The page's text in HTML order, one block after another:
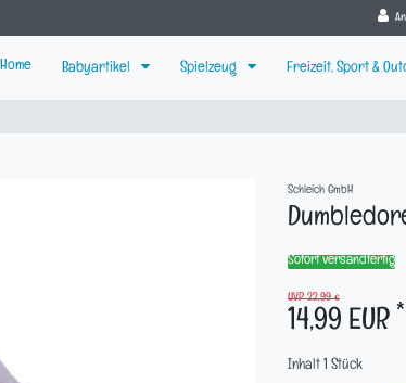
Home Babyartikel Spielzeug Freizeit, Sport &
Schleich GmbH
Sofort versandfertig
UVP 22,99 €
14,99 EUR
*
Inhalt Stück